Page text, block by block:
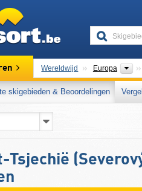
Wereldwijd Europa
skigebieden & Beoordelingen
Tsjechië